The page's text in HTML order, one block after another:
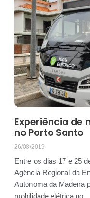
Experiência de
no Porto Santo
26/08/2019
Entre os dias 17 e 25
Agência Regional da
Autónoma da Madeira
mobilidade elétrica no